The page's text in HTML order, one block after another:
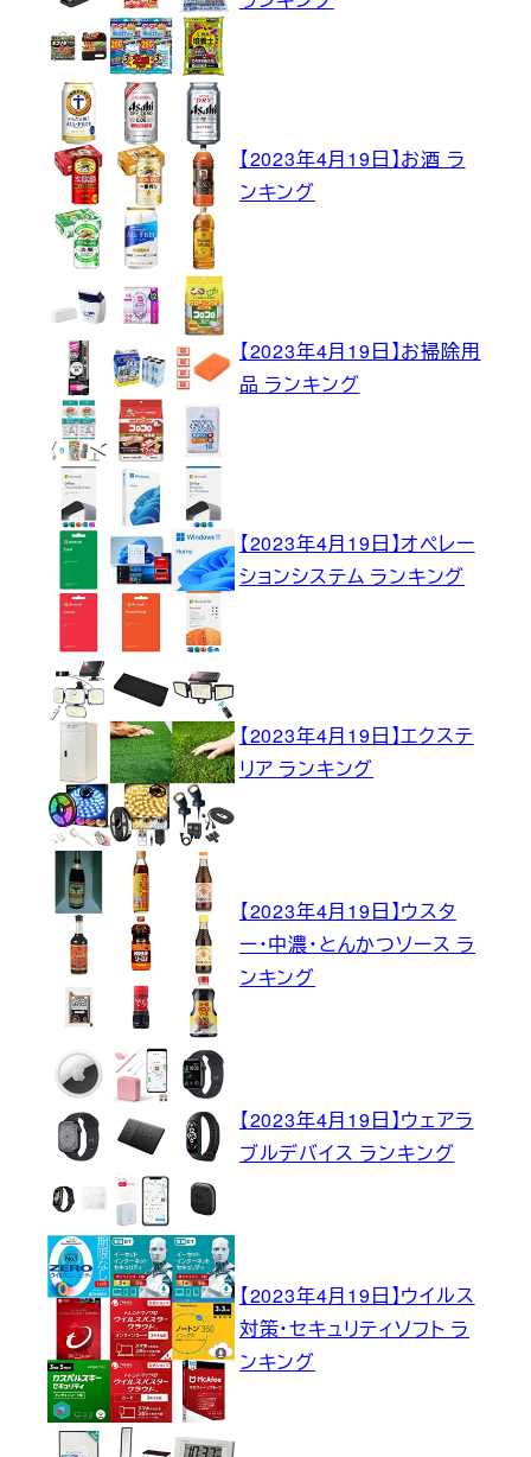
【2023年4月19日】お酒 ラ
ンキング
【2023年4月19日】お掃除用
品 ランキング
【2023年4月19日】オペレー
ションシステム ランキング
【2023年4月19日】エクステ
リア ランキング
【2023年4月19日】ウスタ
ー・中濃・とんかつソース ラ
ンキング
【2023年4月19日】ウェアラ
ブルデバイス ランキング
【2023年4月19日】ウイルス
対策・セキュリティソフト ラ
ンキング